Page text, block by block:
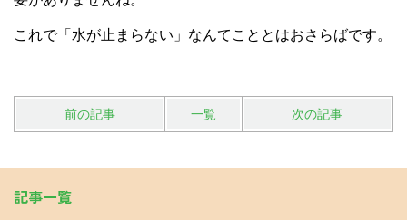
これで「水が止まらない」なんてこととはおさらばです。
前の記事 一覧 次の記事
記事一覧